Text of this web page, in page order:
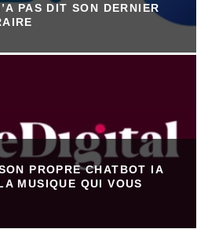
PAS DIT SON DERNIER
PROPRE CHATBOT IA
MUSIQUE QUI VOUS